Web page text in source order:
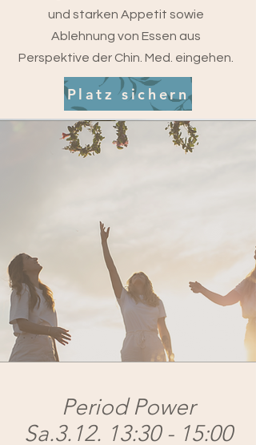
und starken Appetit sowie
Ablehnung von Essen aus
Perspektive der Chin. Med. eingehen.
Platz sichern
Period Power
Sa.3.12. 13:30 - 15:00